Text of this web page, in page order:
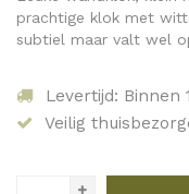
prachtige klok met
subtiel maar valt wel
Levertijd: Binnen
Veilig